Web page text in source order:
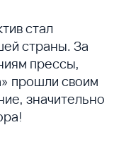
стал
страны. За
прессы,
прошли своим
значительно